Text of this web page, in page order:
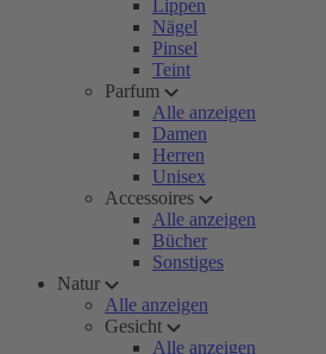
Lippen
Nägel
Pinsel
Teint
Parfum
Alle anzeigen
Damen
Herren
Unisex
Accessoires
Alle anzeigen
Bücher
Sonstiges
Natur
Alle anzeigen
Gesicht
Alle anzeigen